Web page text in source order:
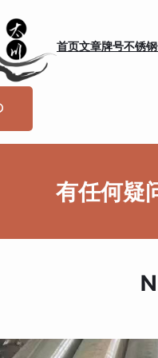
首页文章牌号不锈钢
有任何疑